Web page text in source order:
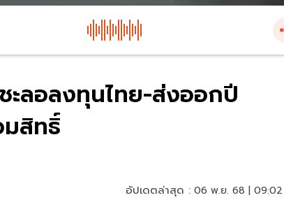
ะลอลงทุนไทย-ส่งออกปี
สิทธิ์
อัปเดตล่าสุด : 06 พ.ย. 68 |